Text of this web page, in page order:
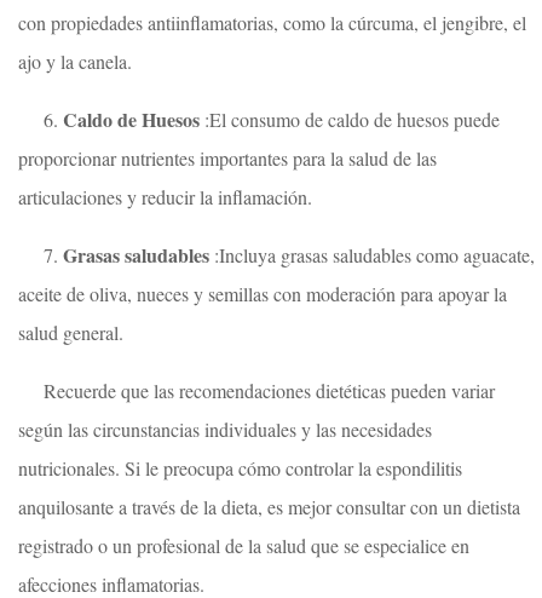
con propiedades antiinflamatorias, como la cúrcuma, el jengibre, el
ajo y la canela.
6. Caldo de Huesos :El consumo de caldo de huesos puede
proporcionar nutrientes importantes para la salud de las
articulaciones y reducir la inflamación.
7. Grasas saludables :Incluya grasas saludables como aguacate,
aceite de oliva, nueces y semillas con moderación para apoyar la
salud general.
Recuerde que las recomendaciones dietéticas pueden variar
según las circunstancias individuales y las necesidades
nutricionales. Si le preocupa cómo controlar la espondilitis
anquilosante a través de la dieta, es mejor consultar con un dietista
registrado o un profesional de la salud que se especialice en
afecciones inflamatorias.